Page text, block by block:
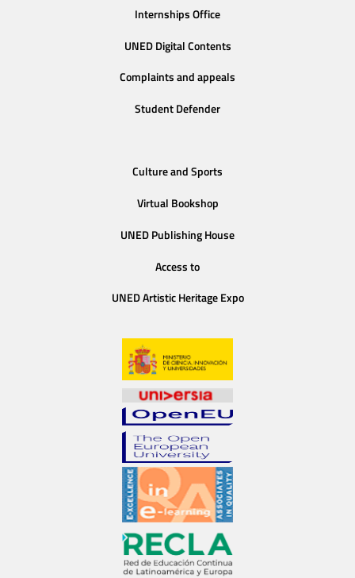
Internships Office
UNED Digital Contents
Complaints and appeals
Student Defender
Culture and Sports
Virtual Bookshop
UNED Publishing House
Access to
UNED Artistic Heritage Expo